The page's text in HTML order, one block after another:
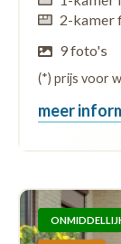
2-kamer
9 foto's
(*) prijs voor
meer